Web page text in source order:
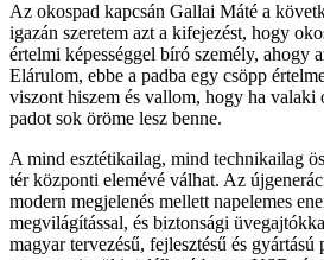
Az okospad kapcsán Gallai Máté a
igazán szeretem azt a kifejezést, hogy
értelmi képességgel bíró személy, ahogy
Elárulom, ebbe a padba egy csöpp
viszont hiszem és vallom, hogy ha valaki
padot sok öröme lesz benne.
A mind esztétikailag, mind technikailag
tér központi elemévé válhat. Az
modern megjelenés mellett napelemes
megvilágítással, és biztonsági
magyar tervezésű, fejlesztésű és gyártású